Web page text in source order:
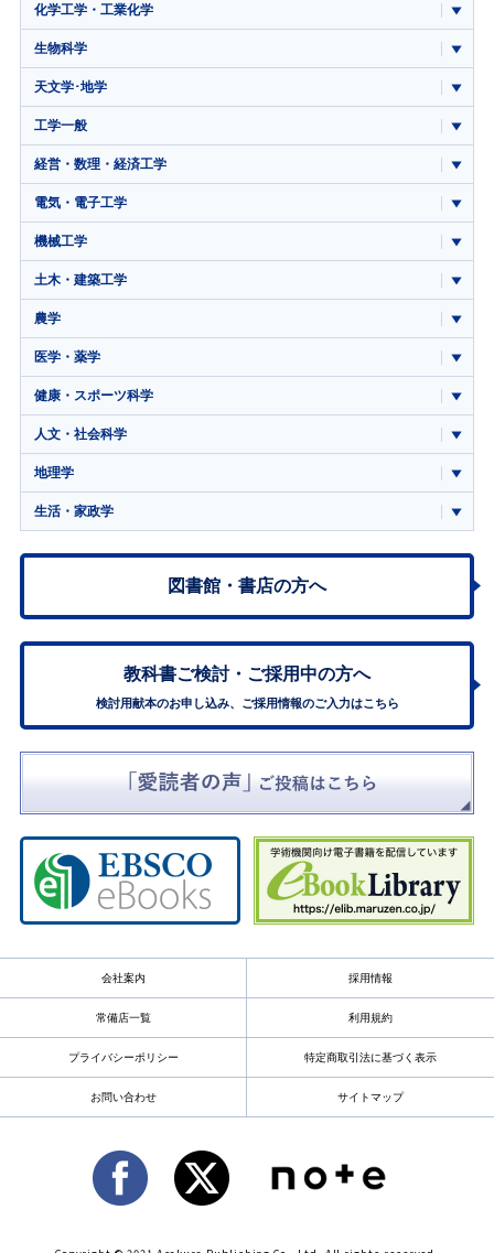
化学工学・工業化学
生物科学
天文学･地学
工学一般
経営・数理・経済工学
電気・電子工学
機械工学
土木・建築工学
農学
医学・薬学
健康・スポーツ科学
人文・社会科学
地理学
生活・家政学
図書館・書店の方へ
教科書ご検討・ ご採用中の方へ
検討用献本のお申し込み、ご採用情報のご入力はこちら
会社案内 採用情報
常備店一覧 利用規約
プライバシーポリシー 特定商取引法に基づく表示
お問い合わせ サイトマップ